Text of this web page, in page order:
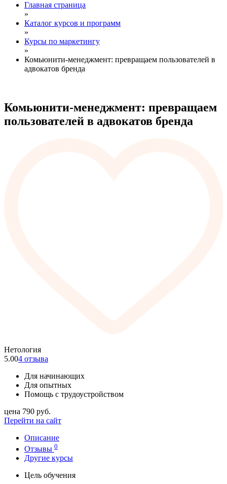
Главная страница
»
Каталог курсов и программ
»
Курсы по маркетингу
»
Комьюнити-менеджмент: превращаем пользователей в
адвокатов бренда
Комьюнити-менеджмент: превращаем
пользователей в адвокатов бренда
Нетология
5.004 отзыва
Для начинающих
Для опытных
Помощь с трудоустройством
цена 790 руб.
Перейти на сайт
Описание
Отзывы 0
Другие курсы
Цель обучения